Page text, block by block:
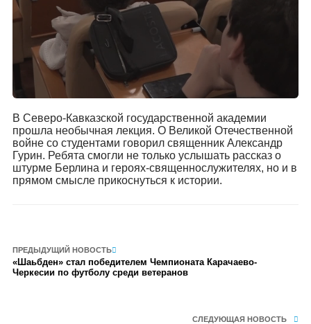
В Северо-Кавказской государственной академии
прошла необычная лекция. О Великой Отечественной
войне со студентами говорил священник Александр
Гурин. Ребята смогли не только услышать рассказ о
штурме Берлина и героях-священнослужителях, но и в
прямом смысле прикоснуться к истории.
ПРЕДЫДУЩИЙ НОВОСТЬ
«Шаьбден» стал победителем Чемпионата Карачаево-
Черкесии по футболу среди ветеранов
СЛЕДУЮЩАЯ НОВОСТЬ